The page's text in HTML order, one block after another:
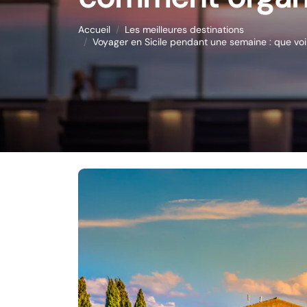
Accueil
Les meilleures destinations
Voyager en Sicile pendant une semaine : que